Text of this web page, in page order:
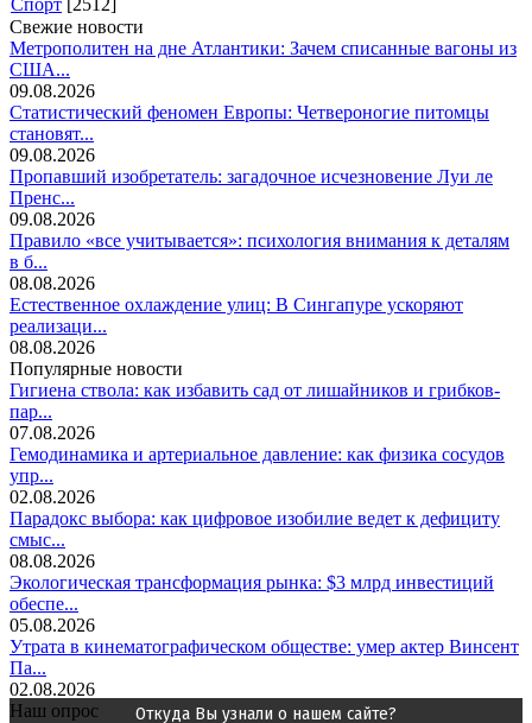
Свежие новости
Метрополитен на дне Атлантики: Зачем списанные вагоны из
США...
09.08.2026
Статистический феномен Европы: Четвероногие питомцы
становят...
09.08.2026
Пропавший изобретатель: загадочное исчезновение Луи ле
Пренс...
09.08.2026
Правило «все учитывается»: психология внимания к деталям
в б...
08.08.2026
Естественное охлаждение улиц: В Сингапуре ускоряют
реализаци...
08.08.2026
Популярные новости
Гигиена ствола: как избавить сад от лишайников и грибков-
пар...
07.08.2026
Гемодинамика и артериальное давление: как физика сосудов
упр...
02.08.2026
Парадокс выбора: как цифровое изобилие ведет к дефициту
смыс...
08.08.2026
Экологическая трансформация рынка: $3 млрд инвестиций
обеспе...
05.08.2026
Утрата в кинематографическом обществе: умер актер Винсент
Па...
02.08.2026
Наш опрос
Откуда Вы узнали о нашем сайте?